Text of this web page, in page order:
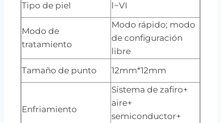
Tipo de piel
l~VI
Modo de
tratamiento
Modo rápido; modo
de configuración
libre
Tamaño de punto
12mm*12mm
Enfriamiento
Sistema de zafiro+
aire+
semiconductor+